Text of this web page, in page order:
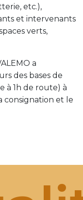
etc.),
et intervenants
verts,
a
des bases de
à 1h de route) à
consignation et le